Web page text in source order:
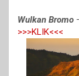
Wulkan Bromo
>>>KLIK<<<